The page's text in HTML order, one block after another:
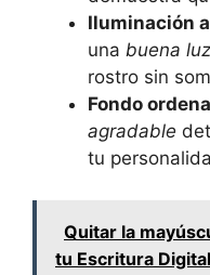
Iluminación
una buena
rostro sin
Fondo
agradable
tu
Quitar la
tu Escritura Digital